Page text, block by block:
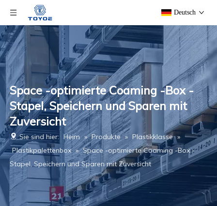
Deutsch
Space -optimierte Coaming -Box -
Stapel, Speichern und Sparen mit
Zuversicht
Sie sind hier: Heim » Produkte » Plastikklasse »
Plastikpalettenbox » Space -optimierte Coaming -Box -
Stapel, Speichern und Sparen mit Zuversicht